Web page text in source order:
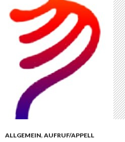
ALLGEMEIN, AUFRUF/APPELL